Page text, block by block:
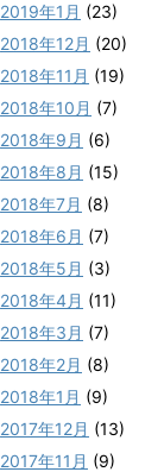
2019年1月 (23)
2018年12月 (20)
2018年11月 (19)
2018年10月 (7)
2018年9月 (6)
2018年8月 (15)
2018年7月 (8)
2018年6月 (7)
2018年5月 (3)
2018年4月 (11)
2018年3月 (7)
2018年2月 (8)
2018年1月 (9)
2017年12月 (13)
2017年11月 (9)